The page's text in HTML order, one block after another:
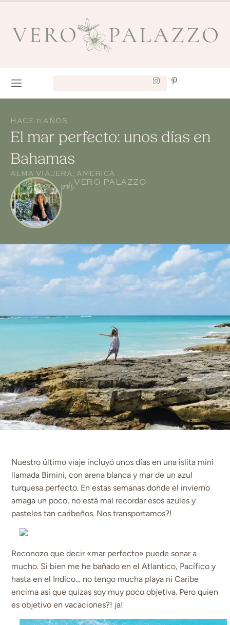
HACE 11 AÑOS
El mar perfecto: unos días en
Bahamas
ALMA VIAJERA AMERICA
porVERO PALAZZO
Nuestro último viaje incluyó unos días en una islita mini
llamada Bimini, con arena blanca y mar de un azul
turquesa perfecto. En estas semanas donde el invierno
amaga un poco, no está mal recordar esos azules y
pasteles tan caribeños. Nos transportamos?!
Reconozo que decir «mar perfecto» puede sonar a
mucho. Si bien me he bañado en el Atlantico, Pacífico y
hasta en el Indico… no tengo mucha playa ni Caribe
encima así que quizas soy muy poco objetiva. Pero quien
es objetivo en vacaciones?! ja!